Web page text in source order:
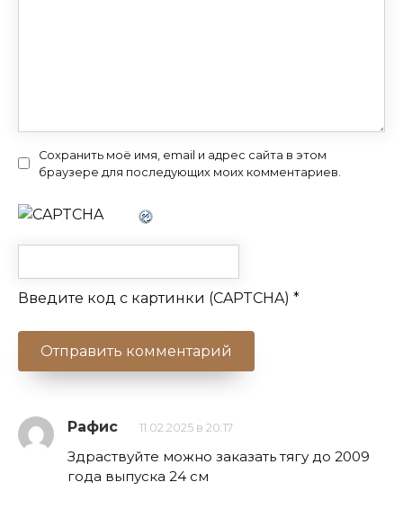
Сохранить моё имя, email и адрес сайта в этом
браузере для последующих моих комментариев.
Введите код с картинки (CAPTCHA) *
Рафис 11.02.2025 в 20:17
Здраствуйте можно заказать тягу до 2009
года выпуска 24 см